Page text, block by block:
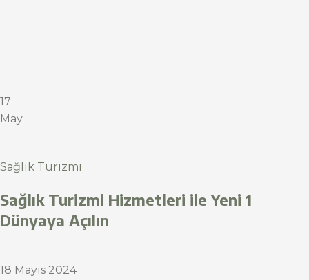
17
May
Sağlık Turizmi
Sağlık Turizmi Hizmetleri ile Yeni 1
Dünyaya Açılın
18 Mayıs 2024